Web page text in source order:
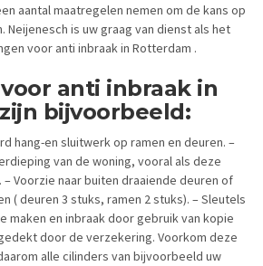
aantal maatregelen nemen om de kans op
Neijenesch is uw graag van dienst als het
voor anti inbraak in Rotterdam .
anti inbraak in
bijvoorbeeld:
hang-en sluitwerk op ramen en deuren. –
van de woning, vooral als deze
Voorzie naar buiten draaiende deuren of
( deuren 3 stuks, ramen 2 stuks). – Sleutels
maken en inbraak door gebruik van kopie
door de verzekering. Voorkom deze
alle cilinders van bijvoorbeeld uw